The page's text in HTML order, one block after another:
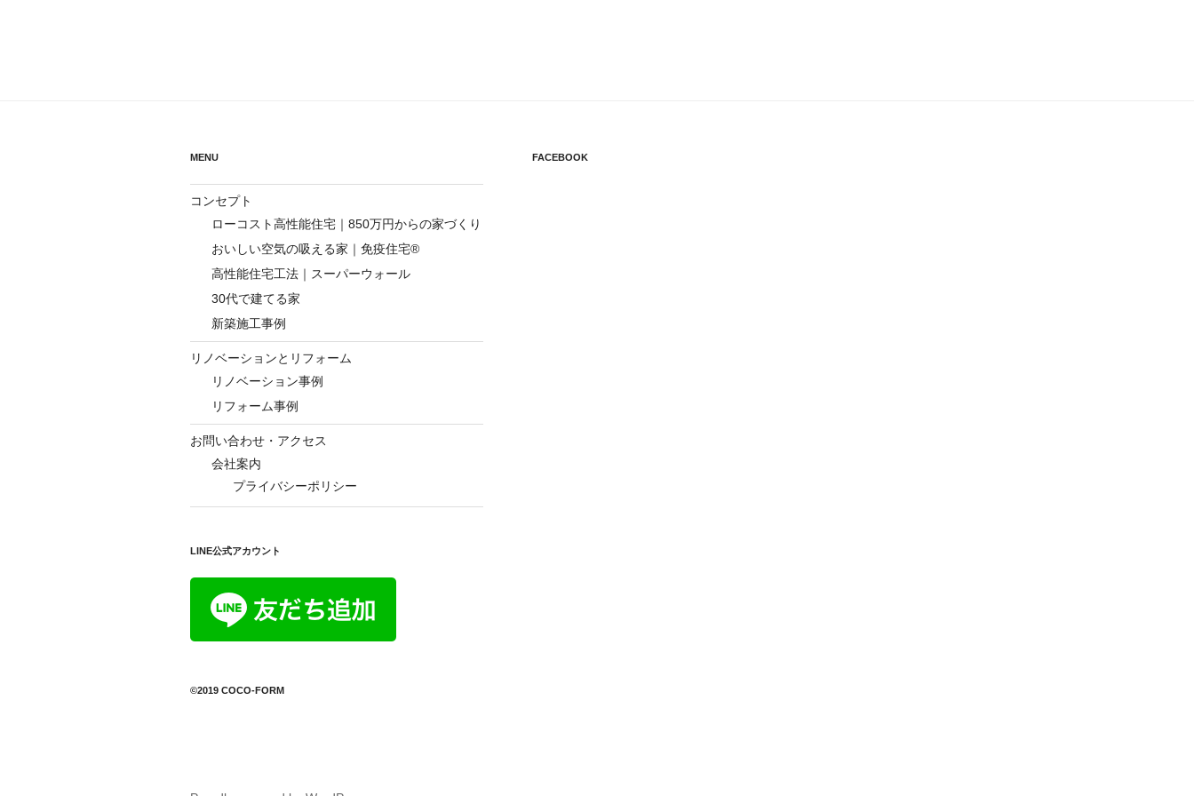
ョ
ン
MENU
コンセプト
ローコスト高性能住宅｜850万円からの家づくり
おいしい空気の吸える家｜免疫住宅®
高性能住宅工法｜スーパーウォール
30代で建てる家
新築施工事例
リノベーションとリフォーム
リノベーション事例
リフォーム事例
お問い合わせ・アクセス
会社案内
プライバシーポリシー
LINE公式アカウント
©2019 COCO-FORM
FACEBOOK